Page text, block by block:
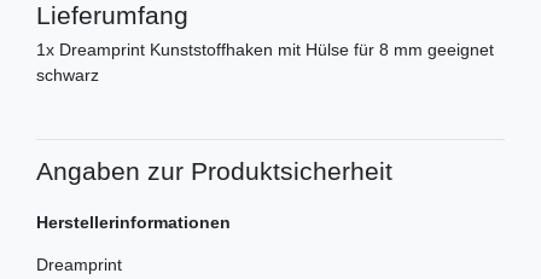
Lieferumfang
1x Dreamprint Kunststoffhaken mit Hülse für 8 mm geeignet
schwarz
Angaben zur Produktsicherheit
Herstellerinformationen
Dreamprint